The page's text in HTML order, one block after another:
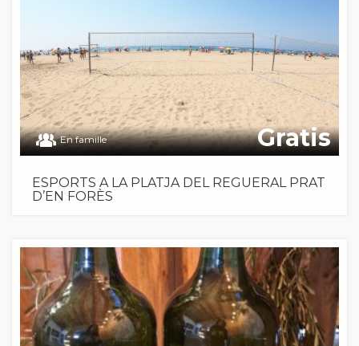
En famille Gratis
ESPORTS A LA PLATJA DEL REGUERAL PRAT
D’EN FORÈS